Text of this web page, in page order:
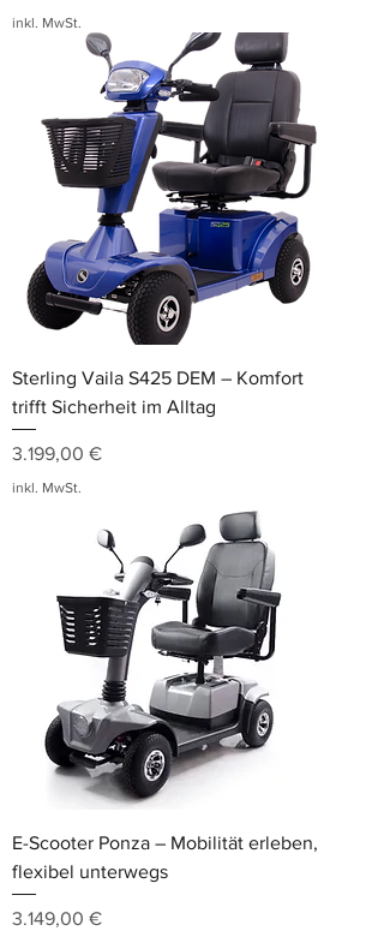
inkl. MwSt.
Sterling Vaila S425 DEM – Komfort
trifft Sicherheit im Alltag
Preis
3.199,00 €
inkl. MwSt.
E-Scooter Ponza – Mobilität erleben,
flexibel unterwegs
Preis
3.149,00 €